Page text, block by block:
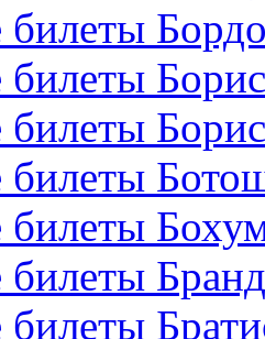
билеты
билеты